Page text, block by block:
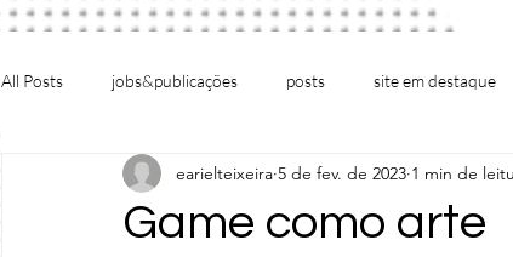
All Posts jobs&publicações posts site em destaque
apresentações artigos Home
Game como arte
earielteixeira 5 de fev. de 2023 1 min de